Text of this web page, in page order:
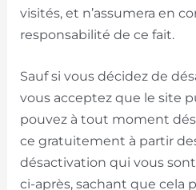
visités, et n’assumera en
responsabilité de ce fait.
Sauf si vous décidez de
vous acceptez que le site
pouvez à tout moment
ce gratuitement à partir
désactivation qui vous
ci-après, sachant que cela